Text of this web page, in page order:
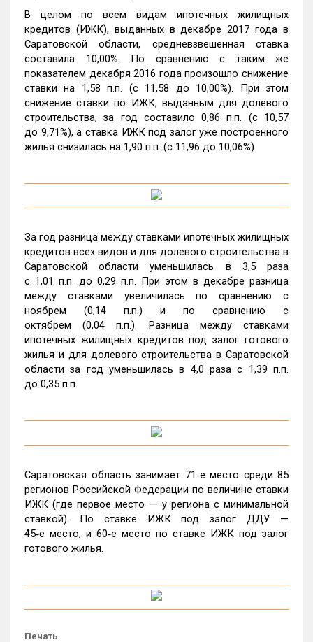
В целом по всем видам ипотечных жилищных
кредитов (ИЖК), выданных в декабре 2017 года в
Саратовской области, средневзвешенная ставка
составила 10,00%. По сравнению с таким же
показателем декабря 2016 года произошло снижение
ставки на 1,58 п.п. (с 11,58 до 10,00%). При этом
снижение ставки по ИЖК, выданным для долевого
строительства, за год составило 0,86 п.п. (с 10,57
до 9,71%), а ставка ИЖК под залог уже построенного
жилья снизилась на 1,90 п.п. (с 11,96 до 10,06%).
За год разница между ставками ипотечных жилищных
кредитов всех видов и для долевого строительства в
Саратовской области уменьшилась в 3,5 раза
с 1,01 п.п. до 0,29 п.п. При этом в декабре разница
между ставками увеличилась по сравнению с
ноябрем (0,14 п.п.) и по сравнению с
октябрем (0,04 п.п.). Разница между ставками
ипотечных жилищных кредитов под залог готового
жилья и для долевого строительства в Саратовской
области за год уменьшилась в 4,0 раза с 1,39 п.п.
до 0,35 п.п.
Саратовская область занимает 71‑е место среди 85
регионов Российской Федерации по величине ставки
ИЖК (где первое место — у региона с минимальной
ставкой). По ставке ИЖК под залог ДДУ —
45‑е место, и 60‑е место по ставке ИЖК под залог
готового жилья.
Печать